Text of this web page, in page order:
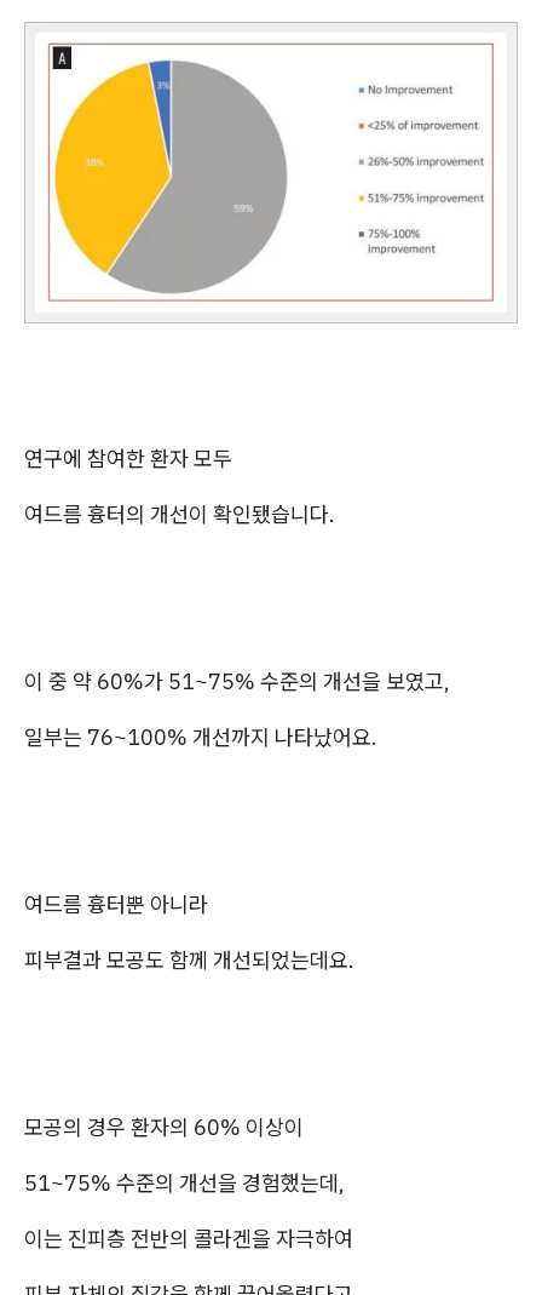
연구에 참여한 환자 모두
여드름 흉터의 개선이 확인됐습니다.
이 중 약 60%가 51~75% 수준의 개선을 보였고,
일부는 76~100% 개선까지 나타났어요.
여드름 흉터뿐 아니라
피부결과 모공도 함께 개선되었는데요.
모공의 경우 환자의 60% 이상이
51~75% 수준의 개선을 경험했는데,
이는 진피층 전반의 콜라겐을 자극하여